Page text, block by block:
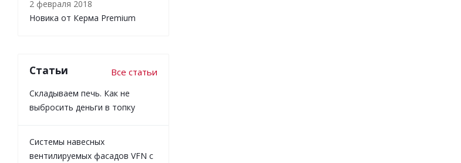
2 февраля 2018
Новика от Керма Premium
Статьи Все статьи
Складываем печь. Как не
выбросить деньги в топку
Системы навесных
вентилируемых фасадов VFN с